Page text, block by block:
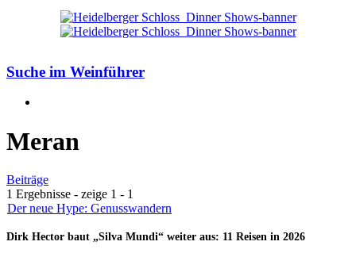
Suche im Weinführer
Meran
Beiträge
1 Ergebnisse - zeige 1 - 1
Der neue Hype: Genusswandern
Dirk Hector baut „Silva Mundi“ weiter aus: 11 Reisen in 2026